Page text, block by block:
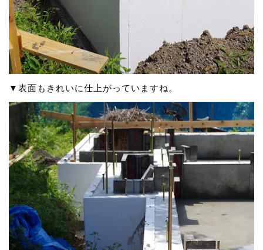
▼表面もきれいに仕上がっていますね。